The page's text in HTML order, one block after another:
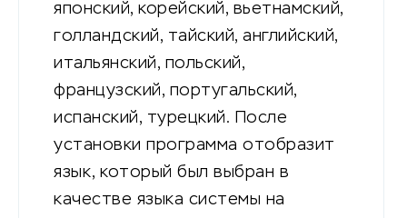
японский, корейский, вьетнамский,
голландский, тайский, английский,
итальянский, польский,
французский, португальский,
испанский, турецкий. После
установки программа отобразит
язык, который был выбран в
качестве языка системы на